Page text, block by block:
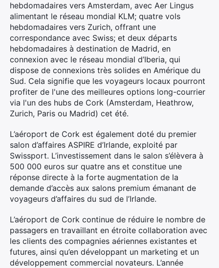
hebdomadaires vers Amsterdam, avec Aer Lingus
alimentant le réseau mondial KLM; quatre vols
hebdomadaires vers Zurich, offrant une
correspondance avec Swiss; et deux départs
hebdomadaires à destination de Madrid, en
connexion avec le réseau mondial d’Iberia, qui
dispose de connexions très solides en Amérique du
Sud. Cela signifie que les voyageurs locaux pourront
profiter de l'une des meilleures options long-courrier
via l'un des hubs de Cork (Amsterdam, Heathrow,
Zurich, Paris ou Madrid) cet été.
L’aéroport de Cork est également doté du premier
salon d’affaires ASPIRE d’Irlande, exploité par
Swissport. L’investissement dans le salon s’élèvera à
500 000 euros sur quatre ans et constitue une
réponse directe à la forte augmentation de la
demande d’accès aux salons premium émanant de
voyageurs d’affaires du sud de l’Irlande.
L’aéroport de Cork continue de réduire le nombre de
passagers en travaillant en étroite collaboration avec
les clients des compagnies aériennes existantes et
futures, ainsi qu’en développant un marketing et un
développement commercial novateurs. L’année